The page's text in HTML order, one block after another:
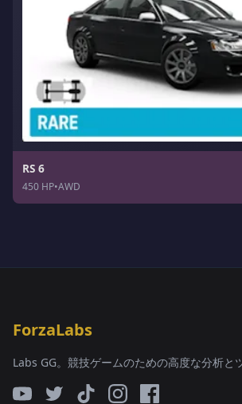
RS 6
450 HP•AWD
ForzaLabs
Labs GG。競技ゲームのための高度な分析と